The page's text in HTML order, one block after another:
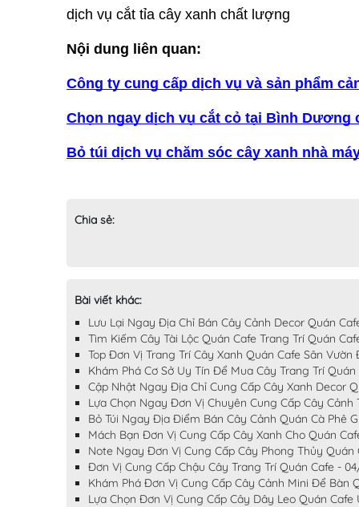
dịch vụ cắt tỉa cây xanh chất lượng
Nội dung liên quan:
Công ty cung cấp dịch vụ và sản phẩm
Chọn ngay dịch vụ cắt cỏ tại Bình Dương
Bỏ túi dịch vụ chăm sóc cây xanh nhà
Chia sẻ:
Bài viết khác:
Lưu Lại Ngay Địa Chỉ Bán Cây Cảnh Decor Quán
Tìm Kiếm Cây Tài Lộc Quán Cafe Trang Trí Quán
Top Đơn Vị Trang Trí Cây Xanh Quán Cafe Sân
Khám Phá Cơ Sở Uy Tín Để Mua Cây Trang Trí
Cập Nhật Ngay Địa Chỉ Cung Cấp Cây Xanh Decor
Lựa Chọn Ngay Đơn Vị Chuyên Cung Cấp Cây
Bỏ Túi Ngay Địa Điểm Bán Cây Cảnh Quán Cà Phê
Mách Bạn Đơn Vị Cung Cấp Cây Xanh Cho Quán
Note Ngay Đơn Vị Cung Cấp Cây Phong Thủy
Đơn Vị Cung Cấp Chậu Cây Trang Trí Quán Cafe -
Khám Phá Đơn Vị Cung Cấp Cây Cảnh Mini Để Bàn
Lựa Chọn Đơn Vị Cung Cấp Cây Dây Leo Quán